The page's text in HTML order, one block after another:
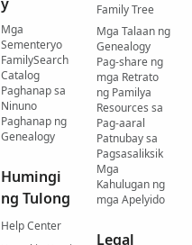
Mga
Sementeryo
FamilySearch
Catalog
Paghanap sa
Ninuno
Paghanap ng
Genealogy
Humingi
ng Tulong
Help Center
Family Tree
Mga Talaan ng
Genealogy
Pag-share ng
mga Retrato
ng Pamilya
Resources sa
Pag-aaral
Patnubay sa
Pagsasaliksik
Mga
Kahulugan ng
mga Apelyido
Legal